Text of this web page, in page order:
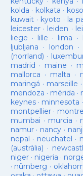
kolda · kolkata ·
kuwait· kyoto · la
leicester· leiden ·
liege · lille · lima ·
ljubljana · london ·
(norrland) ·
madrid · maine ·
mallorca · malta ·
maringá · marseille ·
mendoza · mérida ·
keynes· minnesota ·
montpellier·
mumbai · murcia ·
namur· nancy ·
nepal · neuchatel ·
(austràlia) ·
niger· nigeria ·
· nürnberg ·